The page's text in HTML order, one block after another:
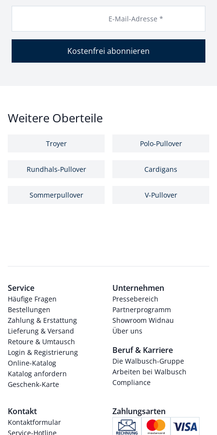
E-Mail-Adresse *
Kostenfrei abonnieren
Weitere Oberteile
Troyer Polo-Pullover
Rundhals-Pullover Cardigans
Sommerpullover V-Pullover
Service
Häufige Fragen
Bestellungen
Zahlung & Erstattung
Lieferung & Versand
Retoure & Umtausch
Login & Registrierung
Online-Katalog
Katalog anfordern
Geschenk-Karte
Unternehmen
Pressebereich
Partnerprogramm
Showroom Widnau
Über uns
Beruf & Karriere
Die Walbusch-Gruppe
Arbeiten bei Walbusch
Compliance
Kontakt
Kontaktformular
Service-Hotline
Zahlungsarten